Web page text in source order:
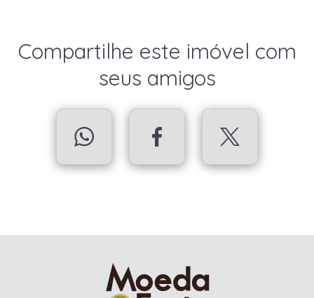
Compartilhe este imóvel com
seus amigos